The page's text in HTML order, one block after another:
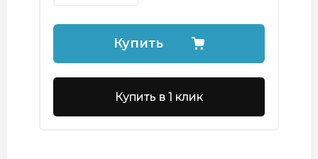
Купить
Купить в 1 клик